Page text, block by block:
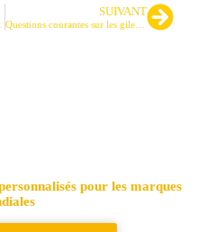
SUIVANT
pour les marques